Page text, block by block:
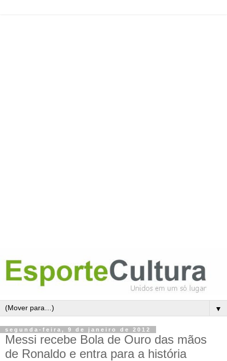
▼
segunda-feira, 9 de janeiro de 2012
Messi recebe Bola de Ouro das mãos
de Ronaldo e entra para a história